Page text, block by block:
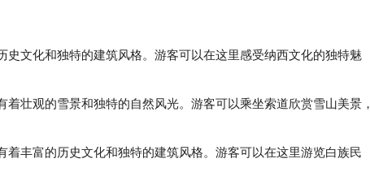
史文化和独特的建筑风格。游客可以在这里感受纳西文化的独特魅
着壮观的雪景和独特的自然风光。游客可以乘坐索道欣赏雪山美景，
丰富的历史文化和独特的建筑风格。游客可以在这里游览白族民